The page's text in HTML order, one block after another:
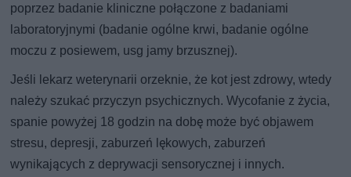
poprzez badanie kliniczne połączone z badaniami
laboratoryjnymi (badanie ogólne krwi, badanie ogólne
moczu z posiewem, usg jamy brzusznej).
Jeśli lekarz weterynarii orzeknie, że kot jest zdrowy, wtedy
należy szukać przyczyn psychicznych. Wycofanie z życia,
spanie powyżej 18 godzin na dobę może być objawem
stresu, depresji, zaburzeń lękowych, zaburzeń
wynikających z deprywacji sensorycznej i innych.